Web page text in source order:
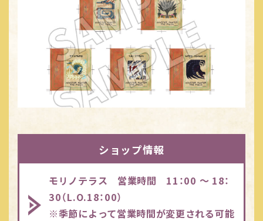
ショップ情報
モリノテラス 営業時間 11：00 ～ 18：
30（L.O.18：00）
※季節によって営業時間が変更される可能